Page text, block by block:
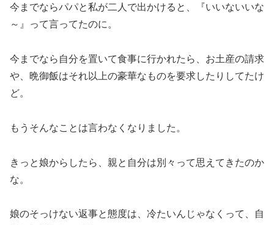
今までならパパと私が二人で出かけると、『いいないいな
～』って言ってたのに。
今までなら自分を置いて食事に行かれたら、お土産の請求
や、晩御飯はそれ以上の豪華なものを要求したりしてたけ
ど。
もうそんなことは言わなくなりました。
きっと娘からしたら、親と自分は別々って思えてきたのか
な。
娘のそっけない返事と態度は、冷たいんじゃなくって、自